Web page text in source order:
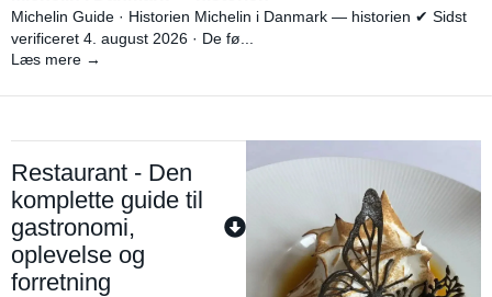
Michelin Guide · Historien Michelin i Danmark — historien ✔ Sidst
verificeret 4. august 2026 · De fø...
Læs mere →
Restaurant - Den
komplette guide til
gastronomi,
oplevelse og
forretning